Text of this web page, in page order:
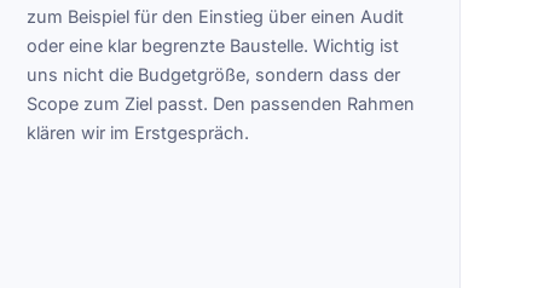
zum Beispiel für den Einstieg über einen Audit
oder eine klar begrenzte Baustelle. Wichtig ist
uns nicht die Budgetgröße, sondern dass der
Scope zum Ziel passt. Den passenden Rahmen
klären wir im Erstgespräch.